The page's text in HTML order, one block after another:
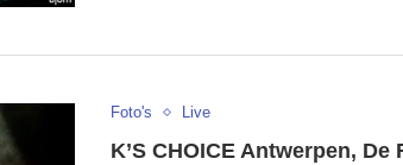
Foto's Live
K’S CHOICE Antwerpen, De